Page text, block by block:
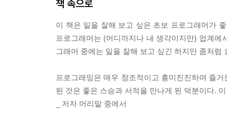
4.10 정리
CHAPTER 5 코드의 분할_
5.1 적절한 크기로 코드를 분할하기
5.2 왜 코드를 분할하는가?
5.4 두 가지 방향으로의 분할
5.5 예제: 클라이언트에 XML을 반환하는 웹 API 처
5.6 단계 1: 일단 코드를 작성해 보기
책 속으로
이 책은 일을 잘해 보고 싶은 초보 프로그래머가
프로그래머는 (어디까지나 내 생각이지만) 업계
그래머 중에는 일을 잘해 보고 싶긴 하지만 좀처
프로그래밍은 매우 창조적이고 흥미진진하며 즐
된 것은 좋은 스승과 서적을 만나게 된 덕분이다.
_ 저자 머리말 중에서